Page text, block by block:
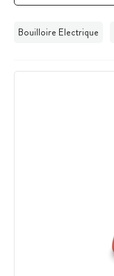
Bouilloire Electrique